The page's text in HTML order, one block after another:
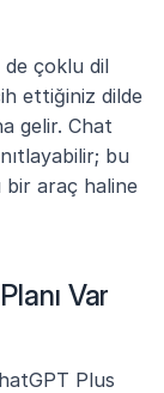
çoklu dil
ettiğiniz dilde
gelir. Chat
bu
bir araç haline
Var
Plus